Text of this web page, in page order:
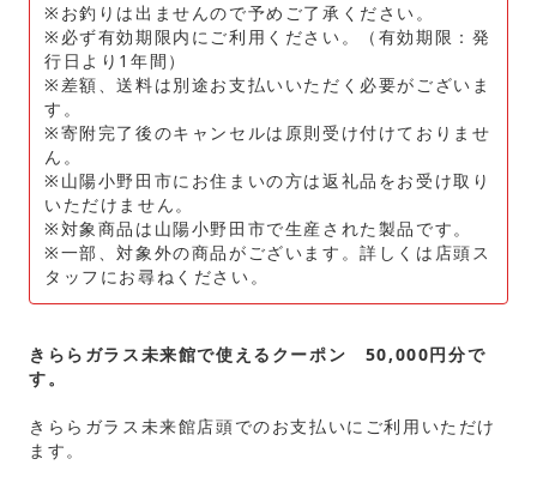
※お釣りは出ませんので予めご了承ください。
※必ず有効期限内にご利用ください。（有効期限：発
行日より1年間）
※差額、送料は別途お支払いいただく必要がございま
す。
※寄附完了後のキャンセルは原則受け付けておりませ
ん。
※山陽小野田市にお住まいの方は返礼品をお受け取り
いただけません。
※対象商品は山陽小野田市で生産された製品です。
※一部、対象外の商品がございます。詳しくは店頭ス
タッフにお尋ねください。
きららガラス未来館で使えるクーポン 50,000円分で
す。
きららガラス未来館店頭でのお支払いにご利用いただけ
ます。